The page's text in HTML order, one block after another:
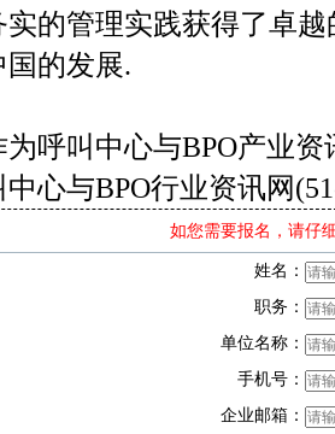
的管理实践获得了卓
国的发展.
为呼叫中心与BPO产业
心与BPO行业资讯网
如您需要报名，请仔
姓名：
职务：
单位名称：
手机号：
企业邮箱：